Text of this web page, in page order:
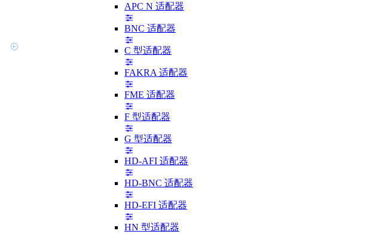
APC N 适配器
BNC 适配器
C 型适配器
FAKRA 适配器
FME 适配器
F 型适配器
G 型适配器
HD-AFI 适配器
HD-BNC 适配器
HD-EFI 适配器
HN 型适配器